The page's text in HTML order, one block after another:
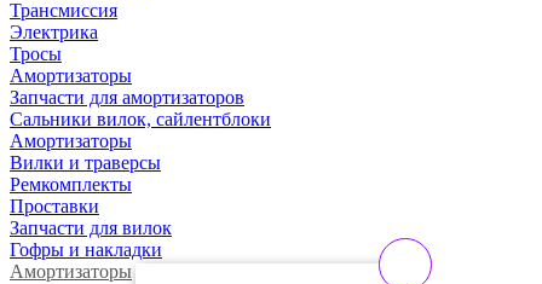
Трансмиссия
Электрика
Тросы
Амортизаторы
Запчасти для амортизаторов
Сальники вилок, сайлентблоки
Амортизаторы
Вилки и траверсы
Ремкомплекты
Проставки
Запчасти для вилок
Гофры и накладки
Амортизаторы